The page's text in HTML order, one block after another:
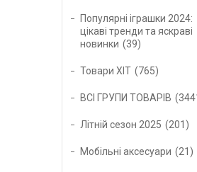
Популярні іграшки 2024:
цікаві тренди та яскраві
новинки
39
Товари ХІТ 765
ВСІ ГРУПИ ТОВАРІВ
Літній сезон 2025 201
Мобільні аксесуари 21